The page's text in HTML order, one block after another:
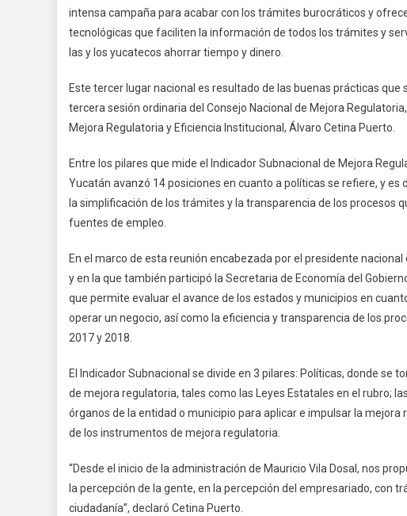
intensa campaña para acabar con los trámites burocráticos y
tecnológicas que faciliten la información de todos los trámites y
las y los yucatecos ahorrar tiempo y dinero.
Este tercer lugar nacional es resultado de las buenas prácticas
tercera sesión ordinaria del Consejo Nacional de Mejora
Mejora Regulatoria y Eficiencia Institucional, Álvaro Cetina Puerto.
Entre los pilares que mide el Indicador Subnacional de Mejora
Yucatán avanzó 14 posiciones en cuanto a políticas se refiere, y
la simplificación de los trámites y la transparencia de los procesos
fuentes de empleo.
En el marco de esta reunión encabezada por el presidente
y en la que también participó la Secretaria de Economía del
que permite evaluar el avance de los estados y municipios en
operar un negocio, así como la eficiencia y transparencia de los
2017 y 2018.
El Indicador Subnacional se divide en 3 pilares: Políticas, donde
de mejora regulatoria, tales como las Leyes Estatales en el rubro;
órganos de la entidad o municipio para aplicar e impulsar la
de los instrumentos de mejora regulatoria.
“Desde el inicio de la administración de Mauricio Vila Dosal, nos
la percepción de la gente, en la percepción del empresariado, con
ciudadanía”, declaró Cetina Puerto.